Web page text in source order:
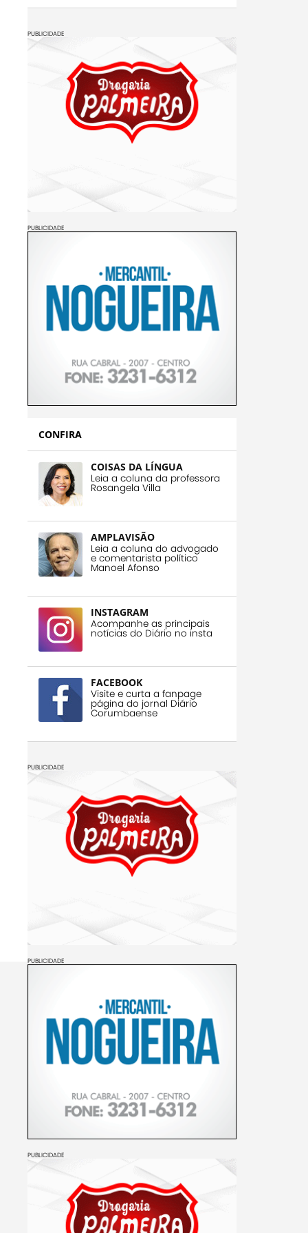
PUBLICIDADE
PUBLICIDADE
CONFIRA
COISAS DA LÍNGUA
Leia a coluna da professora
Rosangela Villa
AMPLAVISÃO
Leia a coluna do advogado
e comentarista político
Manoel Afonso
INSTAGRAM
Acompanhe as principais
notícias do Diário no insta
FACEBOOK
Visite e curta a fanpage
página do jornal Diário
Corumbaense
PUBLICIDADE
PUBLICIDADE
PUBLICIDADE